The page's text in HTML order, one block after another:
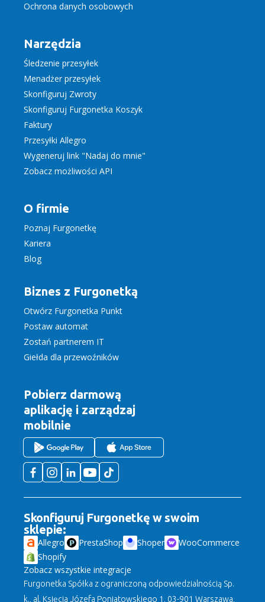
Ochrona danych osobowych
Narzędzia
Śledzenie przesyłek
Menadżer przesyłek
Skonfiguruj Zwroty
Skonfiguruj Furgonetka Koszyk
Faktury
Przesyłki Allegro
Wygeneruj link "Nadaj do mnie"
Zobacz możliwości API
O firmie
Poznaj Furgonetkę
Kariera
Blog
Biznes z Furgonetką
Otwórz Furgonetka Punkt
Postaw automat
Zostań partnerem IT
Giełda dla przewoźników
Pobierz darmową
aplikację i zarządzaj
mobilnie
Skonfiguruj Furgonetkę w swoim
sklepie:
Allegro PrestaShop Shoper
WooCommerce
Shopify
Zobacz wszystkie integracje
Furgonetka Spółka z ograniczoną odpowiedzialnością Sp.
k., al. Księcia Józefa Poniatowskiego 1, 03-901 Warszawa,